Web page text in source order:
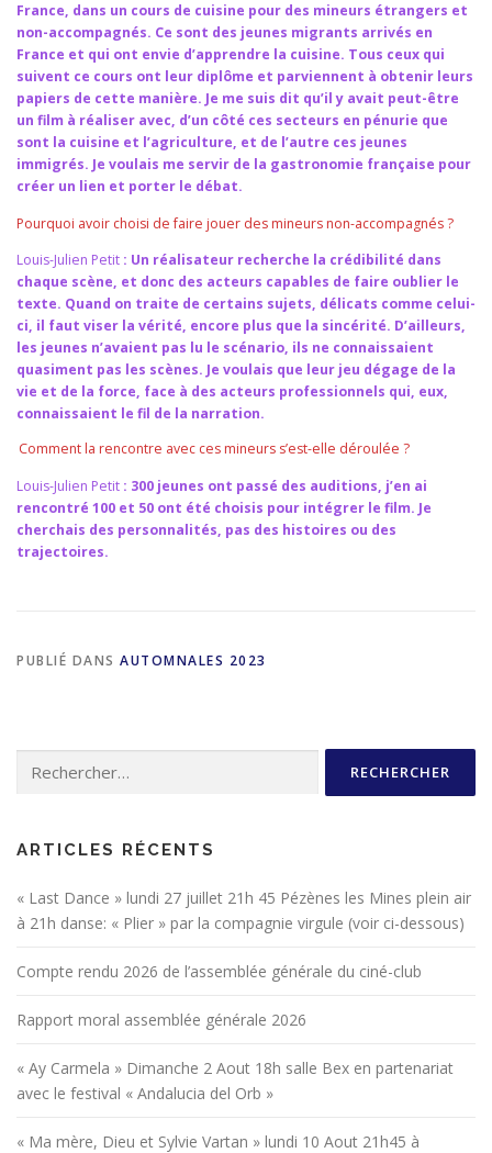
France, dans un cours de cuisine pour des mineurs étrangers et
non-accompagnés. Ce sont des jeunes migrants arrivés en
France et qui ont envie d’apprendre la cuisine. Tous ceux qui
suivent ce cours ont leur diplôme et parviennent à obtenir leurs
papiers de cette manière. Je me suis dit qu’il y avait peut-être
un film à réaliser avec, d’un côté ces secteurs en pénurie que
sont la cuisine et l’agriculture, et de l’autre ces jeunes
immigrés. Je voulais me servir de la gastronomie française pour
créer un lien et porter le débat.
Pourquoi avoir choisi de faire jouer des mineurs non-accompagnés ?
Louis-Julien Petit : Un réalisateur recherche la crédibilité dans
chaque scène, et donc des acteurs capables de faire oublier le
texte. Quand on traite de certains sujets, délicats comme celui-
ci, il faut viser la vérité, encore plus que la sincérité. D’ailleurs,
les jeunes n’avaient pas lu le scénario, ils ne connaissaient
quasiment pas les scènes. Je voulais que leur jeu dégage de la
vie et de la force, face à des acteurs professionnels qui, eux,
connaissaient le fil de la narration.
Comment la rencontre avec ces mineurs s’est-elle déroulée ?
Louis-Julien Petit : 300 jeunes ont passé des auditions, j’en ai
rencontré 100 et 50 ont été choisis pour intégrer le film. Je
cherchais des personnalités, pas des histoires ou des
trajectoires.
PUBLIÉ DANS AUTOMNALES 2023
ARTICLES RÉCENTS
« Last Dance » lundi 27 juillet 21h 45 Pézènes les Mines plein air
à 21h danse: « Plier » par la compagnie virgule (voir ci-dessous)
Compte rendu 2026 de l’assemblée générale du ciné-club
Rapport moral assemblée générale 2026
« Ay Carmela » Dimanche 2 Aout 18h salle Bex en partenariat
avec le festival « Andalucia del Orb »
« Ma mère, Dieu et Sylvie Vartan » lundi 10 Aout 21h45 à